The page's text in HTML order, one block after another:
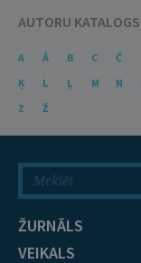
AUTORU KATALOGS
A Ā B C Č
Ķ
L Ļ M N
Z
Ž
ŽURNĀLS
VEIKALS